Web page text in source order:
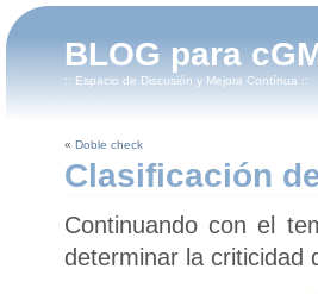
BLOG para
:: Espacio de Discusión y Mejora Contínua ::
« Doble check
Clasificación
Continuando con el
determinar la criticidad